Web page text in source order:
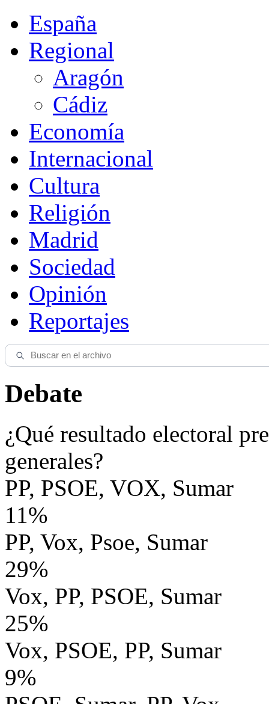
España
Regional
Aragón
Cádiz
Economía
Internacional
Cultura
Religión
Madrid
Sociedad
Opinión
Reportajes
Debate
¿Qué resultado electoral
generales?
PP, PSOE, VOX, Sumar
11%
PP, Vox, Psoe, Sumar
29%
Vox, PP, PSOE, Sumar
25%
Vox, PSOE, PP, Sumar
9%